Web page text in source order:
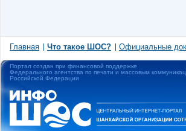
Главная Что такое ШОС? Официальные
Портал создан при финансовой поддержке
Федерального агентства по печати и массовым
Российской Федерации